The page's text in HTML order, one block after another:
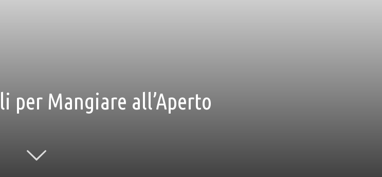
per Mangiare all’Aperto